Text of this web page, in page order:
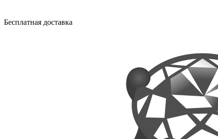
Бесплатная доставка